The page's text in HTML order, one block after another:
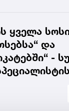
ყველა
და
-